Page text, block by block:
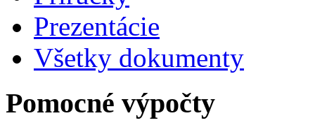
Prezentácie
Všetky dokumenty
Pomocné výpočty